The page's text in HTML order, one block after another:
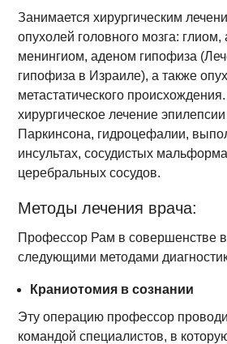
Занимается хирургическим
опухолей головного мозга: глиом,
менингиом, аденом гипофиза
гипофиза в Израиле), а также
метастатического
хирургическое лечение
Паркинсона, гидроцефалии,
инсультах, сосудистых
церебральных сосудов.
Методы лечения врача:
Профессор Рам в совершенстве
следующими методами
Краниотомия в сознании
Эту операцию профессор
командой специалистов, в